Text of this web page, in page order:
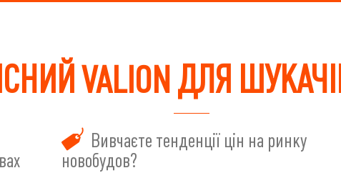
VALION ДЛЯ
Вивчаєте тенденції цін на ринку
новобудов?